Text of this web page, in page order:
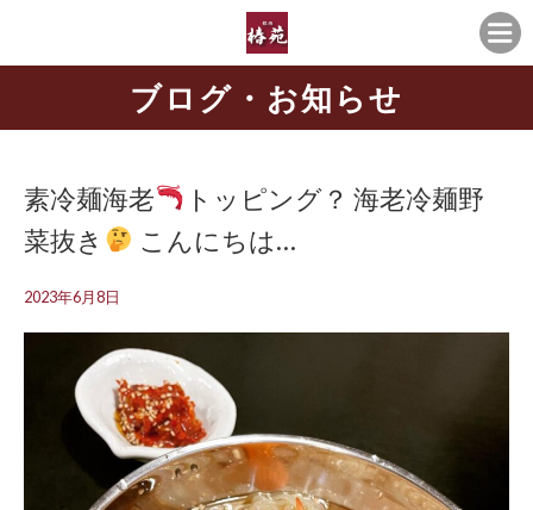
ブログ・お知らせ
素冷麺海老
トッピング？ 海老冷麺野
菜抜き
こんにちは…
2023年6月8日